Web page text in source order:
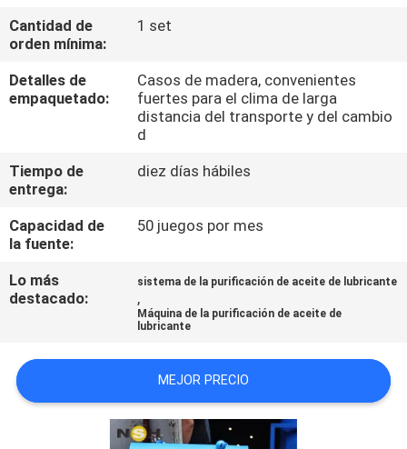
CONTROL
CALIDAD
EN
CONTACTO
CON
NOTICIAS
PIDA
UNA
Cantidad de
orden mínima:
1 set
Detalles de
empaquetado:
Casos de madera, convenientes
fuertes para el clima de larga
distancia del transporte y del cambio
d
Tiempo de
entrega:
diez días hábiles
Capacidad de
la fuente:
50 juegos por mes
Lo más
destacado:
sistema de la purificación de aceite de lubricante
,
Máquina de la purificación de aceite de
lubricante
MEJOR PRECIO